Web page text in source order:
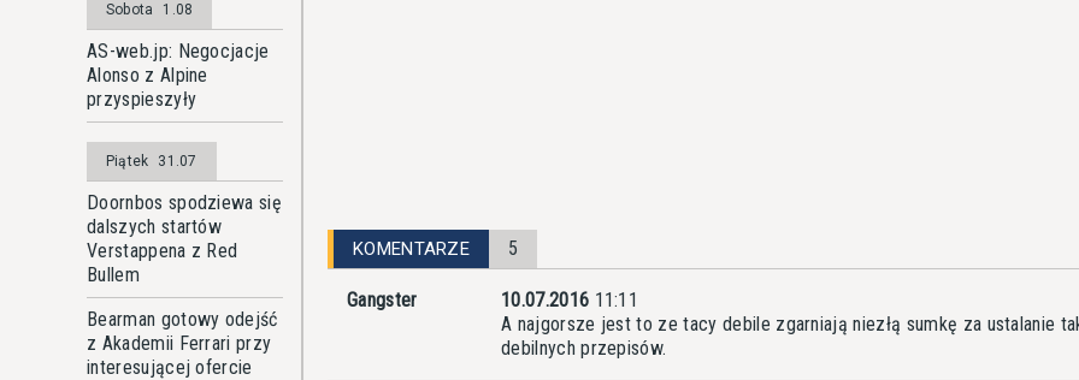
Sobota 1.08
AS-web.jp: Negocjacje
Alonso z Alpine
przyspieszyły
Piątek 31.07
Doornbos spodziewa się
dalszych startów
Verstappena z Red
Bullem
Bearman gotowy odejść
z Akademii Ferrari przy
interesującej ofercie
KOMENTARZE 5
Gangster 10.07.2016 11:11
A najgorsze jest to ze tacy debile zgarniają niezłą sumkę za ustalanie
debilnych przepisów.